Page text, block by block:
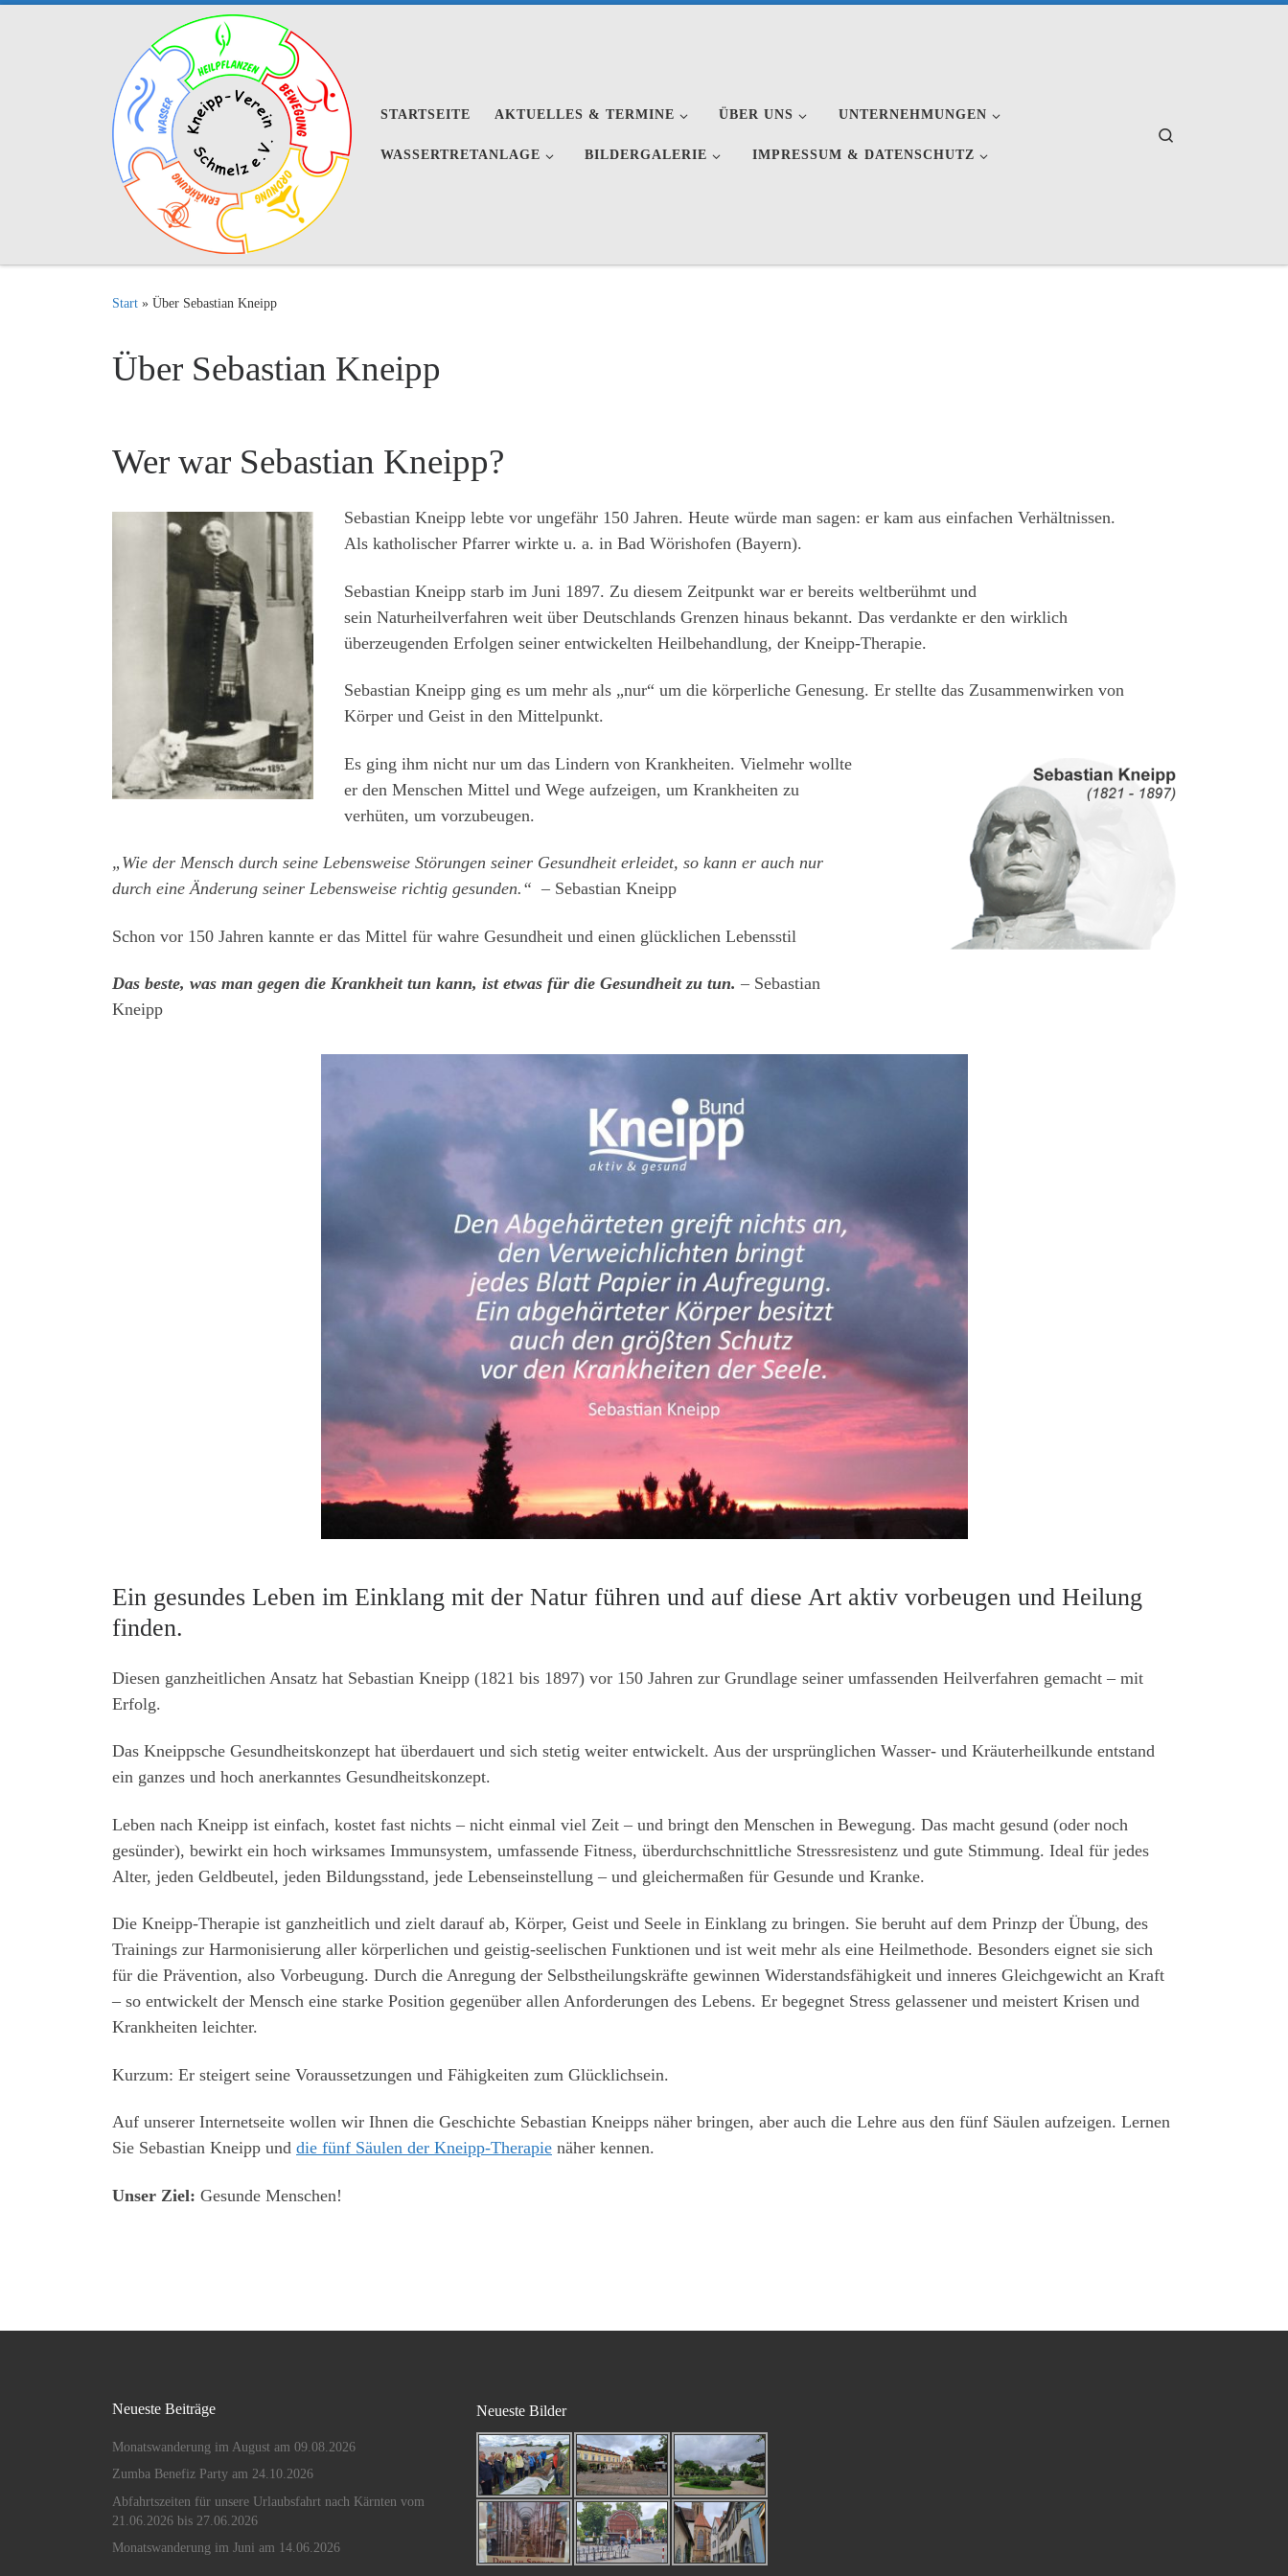
STARTSEITE AKTUELLES & TERMINE ÜBER UNS UNTERNEHMUNGEN
WASSERTRETANLAGE BILDERGALERIE IMPRESSUM & DATENSCHUTZ
Start » Über Sebastian Kneipp
Über Sebastian Kneipp
Wer war Sebastian Kneipp?
Sebastian Kneipp lebte vor ungefähr 150 Jahren. Heute würde man sagen: er kam aus einfachen Verhältnissen.
Als katholischer Pfarrer wirkte u. a. in Bad Wörishofen (Bayern).
Sebastian Kneipp starb im Juni 1897. Zu diesem Zeitpunkt war er bereits weltberühmt und
sein Naturheilverfahren weit über Deutschlands Grenzen hinaus bekannt. Das verdankte er den wirklich
überzeugenden Erfolgen seiner entwickelten Heilbehandlung, der Kneipp-Therapie.
Sebastian Kneipp ging es um mehr als „nur“ um die körperliche Genesung. Er stellte das Zusammenwirken von
Körper und Geist in den Mittelpunkt.
Es ging ihm nicht nur um das Lindern von Krankheiten. Vielmehr wollte
er den Menschen Mittel und Wege aufzeigen, um Krankheiten zu
verhüten, um vorzubeugen.
„Wie der Mensch durch seine Lebensweise Störungen seiner Gesundheit erleidet, so kann er auch nur
durch eine Änderung seiner Lebensweise richtig gesunden.“ – Sebastian Kneipp
Schon vor 150 Jahren kannte er das Mittel für wahre Gesundheit und einen glücklichen Lebensstil
Das beste, was man gegen die Krankheit tun kann, ist etwas für die Gesundheit zu tun. – Sebastian
Kneipp
Ein gesundes Leben im Einklang mit der Natur führen und auf diese Art aktiv vorbeugen und Heilung
finden.
Diesen ganzheitlichen Ansatz hat Sebastian Kneipp (1821 bis 1897) vor 150 Jahren zur Grundlage seiner umfassenden Heilverfahren gemacht – mit
Erfolg.
Das Kneippsche Gesundheitskonzept hat überdauert und sich stetig weiter entwickelt. Aus der ursprünglichen Wasser- und Kräuterheilkunde entstand
ein ganzes und hoch anerkanntes Gesundheitskonzept.
Leben nach Kneipp ist einfach, kostet fast nichts – nicht einmal viel Zeit – und bringt den Menschen in Bewegung. Das macht gesund (oder noch
gesünder), bewirkt ein hoch wirksames Immunsystem, umfassende Fitness, überdurchschnittliche Stressresistenz und gute Stimmung. Ideal für jedes
Alter, jeden Geldbeutel, jeden Bildungsstand, jede Lebenseinstellung – und gleichermaßen für Gesunde und Kranke.
Die Kneipp-Therapie ist ganzheitlich und zielt darauf ab, Körper, Geist und Seele in Einklang zu bringen. Sie beruht auf dem Prinzp der Übung, des
Trainings zur Harmonisierung aller körperlichen und geistig-seelischen Funktionen und ist weit mehr als eine Heilmethode. Besonders eignet sie sich
für die Prävention, also Vorbeugung. Durch die Anregung der Selbstheilungskräfte gewinnen Widerstandsfähigkeit und inneres Gleichgewicht an Kraft
– so entwickelt der Mensch eine starke Position gegenüber allen Anforderungen des Lebens. Er begegnet Stress gelassener und meistert Krisen und
Krankheiten leichter.
Kurzum: Er steigert seine Voraussetzungen und Fähigkeiten zum Glücklichsein.
Auf unserer Internetseite wollen wir Ihnen die Geschichte Sebastian Kneipps näher bringen, aber auch die Lehre aus den fünf Säulen aufzeigen. Lernen
Sie Sebastian Kneipp und die fünf Säulen der Kneipp-Therapie näher kennen.
Unser Ziel: Gesunde Menschen!
Neueste Beiträge
Monatswanderung im August am 09.08.2026
Zumba Benefiz Party am 24.10.2026
Abfahrtszeiten für unsere Urlaubsfahrt nach Kärnten vom
21.06.2026 bis 27.06.2026
Monatswanderung im Juni am 14.06.2026
Neueste Bilder